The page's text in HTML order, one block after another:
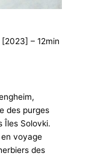
[2023] – 12min
des purges
Îles Solovki.
voyage
des